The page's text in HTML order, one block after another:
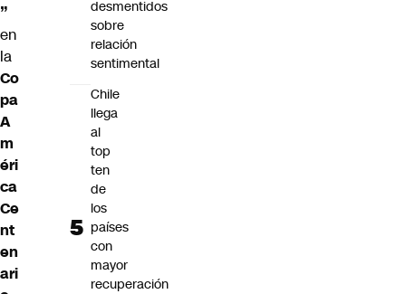
”
en
la
Co
pa
A
m
éri
ca
Ce
nt
en
ari
desmentidos
sobre
relación
sentimental
Chile
llega
al
top
ten
de
los
países
con
mayor
recuperación